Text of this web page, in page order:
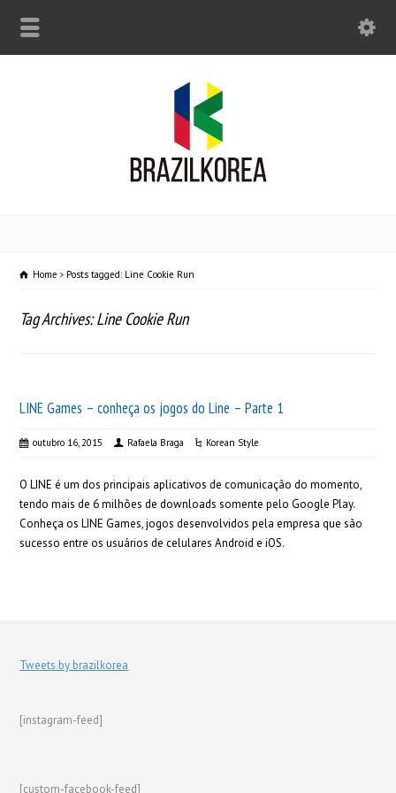
Home Posts tagged: Line Cookie Run
Tag Archives: Line Cookie Run
LINE Games – conheça os jogos do Line – Parte 1
outubro 16, 2015 Rafaela Braga Korean Style
O LINE é um dos principais aplicativos de comunicação do momento,
tendo mais de 6 milhões de downloads somente pelo Google Play.
Conheça os LINE Games, jogos desenvolvidos pela empresa que são
sucesso entre os usuários de celulares Android e iOS.
Tweets by brazilkorea
[instagram-feed]
[custom-facebook-feed]